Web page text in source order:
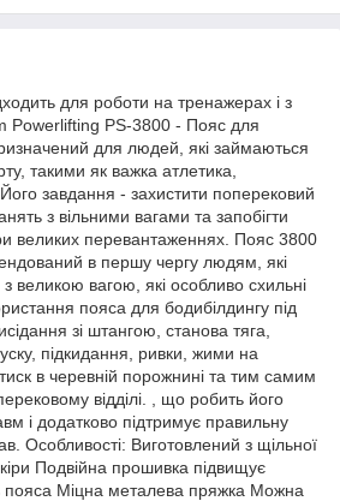
для роботи на тренажерах і з
Powerlifting PS-3800 - Пояс для
для людей, які займаються
такими як важка атлетика,
Його завдання - захистити поперековий
з вільними вагами та запобігти
великих перевантаженнях. Пояс 3800
в першу чергу людям, які
великою вагою, які особливо схильні
пояса для бодибілдингу під
зі штангою, станова тяга,
підкидання, ривки, жими на
в черевній порожнині та тим самим
відділі. , що робить його
і додатково підтримує правильну
Особливості: Виготовлений з щільної
Подвійна прошивка підвищує
пояса Міцна металева пряжка Можна